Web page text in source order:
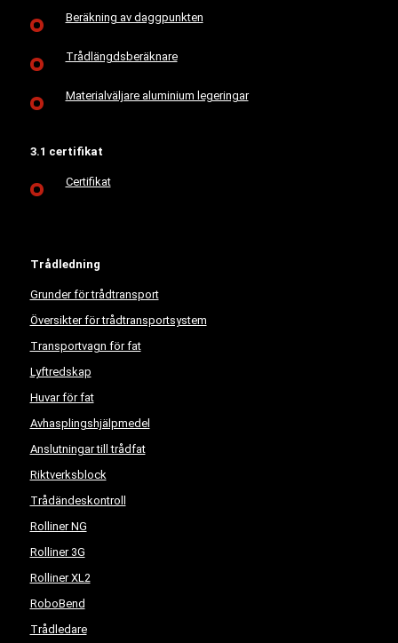
Beräkning av daggpunkten
Trådlängdsberäknare
Materialväljare aluminium legeringar
3.1 certifikat
Certifikat
Trådledning
Grunder för trådtransport
Översikter för trådtransportsystem
Transportvagn för fat
Lyftredskap
Huvar för fat
Avhasplingshjälpmedel
Anslutningar till trådfat
Riktverksblock
Trådändeskontroll
Rolliner NG
Rolliner 3G
Rolliner XL2
RoboBend
Trådledare